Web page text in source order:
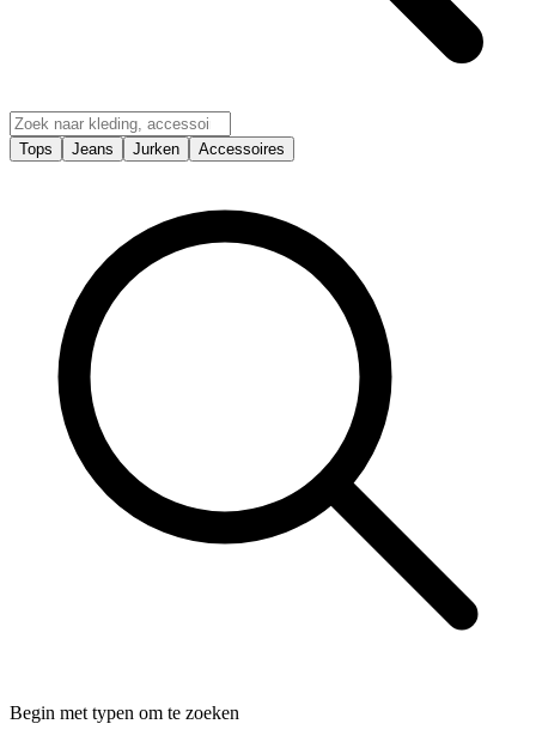
Tops Jeans Jurken Accessoires
Begin met typen om te zoeken